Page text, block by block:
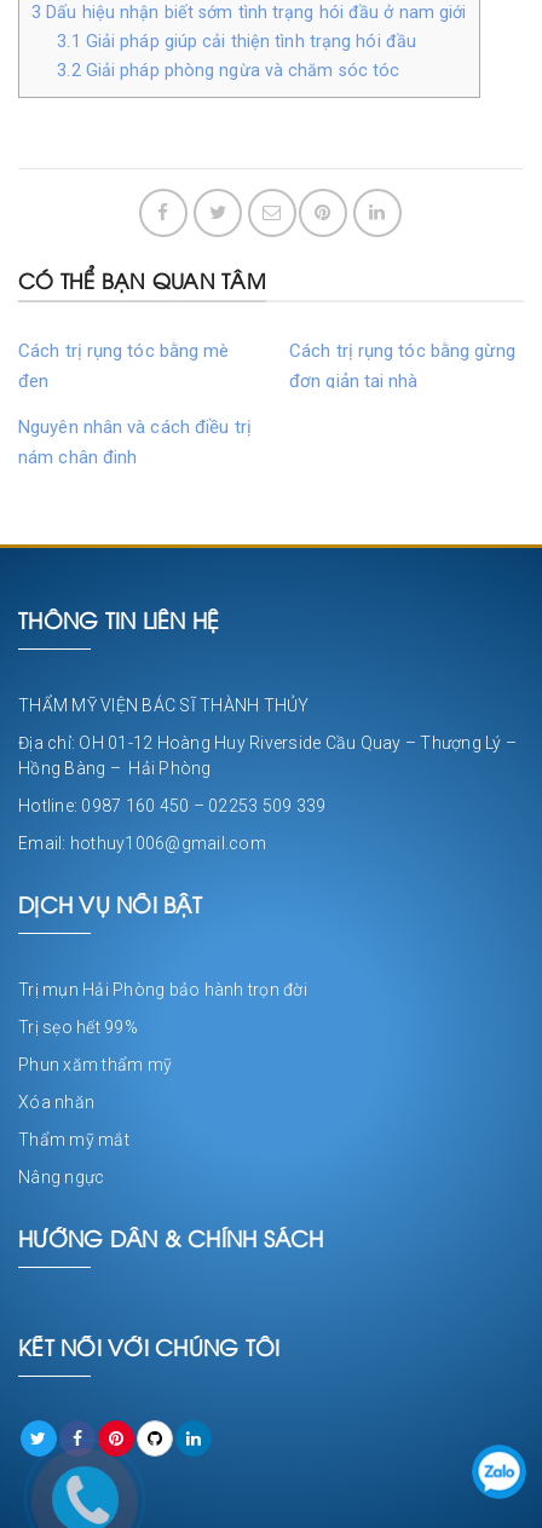
3 Dấu hiệu nhận biết sớm tình trạng hói đầu ở nam giới
3.1 Giải pháp giúp cải thiện tình trạng hói đầu
3.2 Giải pháp phòng ngừa và chăm sóc tóc
CÓ THỂ BẠN QUAN TÂM
Cách trị rụng tóc bằng mè
đen
Cách trị rụng tóc bằng gừng
đơn giản tại nhà
Nguyên nhân và cách điều trị
nám chân đinh
THÔNG TIN LIÊN HỆ
THẨM MỸ VIỆN BÁC SĨ THÀNH THỦY
Địa chỉ: OH 01-12 Hoàng Huy Riverside Cầu Quay – Thượng Lý –
Hồng Bàng – Hải Phòng
Hotline: 0987 160 450 – 02253 509 339
Email: hothuy1006@gmail.com
DỊCH VỤ NỔI BẬT
Trị mụn Hải Phòng bảo hành trọn đời
Trị sẹo hết 99%
Phun xăm thẩm mỹ
Xóa nhăn
Thẩm mỹ mắt
Nâng ngực
HƯỚNG DẪN & CHÍNH SÁCH
KẾT NỐI VỚI CHÚNG TÔI